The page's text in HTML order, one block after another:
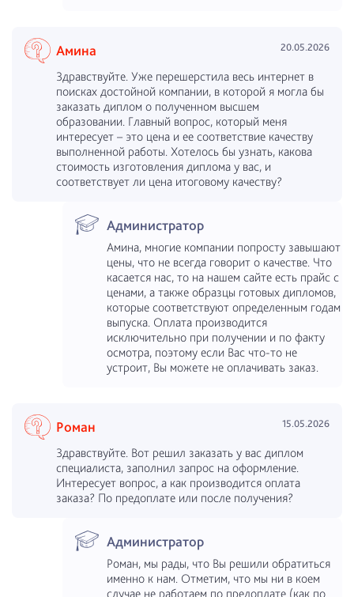
Амина 20.05.2026
Здравствуйте. Уже перешерстила весь интернет в
поисках достойной компании, в которой я могла бы
заказать диплом о полученном высшем
образовании. Главный вопрос, который меня
интересует – это цена и ее соответствие качеству
выполненной работы. Хотелось бы узнать, какова
стоимость изготовления диплома у вас, и
соответствует ли цена итоговому качеству?
Администратор
Амина, многие компании попросту завышают
цены, что не всегда говорит о качестве. Что
касается нас, то на нашем сайте есть прайс с
ценами, а также образцы готовых дипломов,
которые соответствуют определенным годам
выпуска. Оплата производится
исключительно при получении и по факту
осмотра, поэтому если Вас что-то не
устроит, Вы можете не оплачивать заказ.
Роман 15.05.2026
Здравствуйте. Вот решил заказать у вас диплом
специалиста, заполнил запрос на оформление.
Интересует вопрос, а как производится оплата
заказа? По предоплате или после получения?
Администратор
Роман, мы рады, что Вы решили обратиться
именно к нам. Отметим, что мы ни в коем
случае не работаем по предоплате (как по